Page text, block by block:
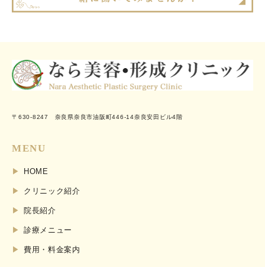
〒630-8247 奈良県奈良市油阪町446-14奈良安田ビル4階
MENU
HOME
クリニック紹介
院長紹介
診療メニュー
費用・料金案内